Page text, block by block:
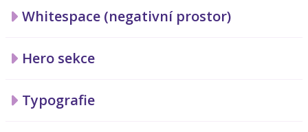
Whitespace (negativní prostor)
Hero sekce
Typografie